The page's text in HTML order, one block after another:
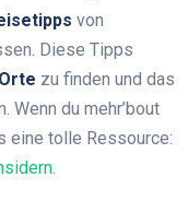
von
Diese Tipps
zu finden und das
Wenn du mehr’bout
eine tolle Ressource: